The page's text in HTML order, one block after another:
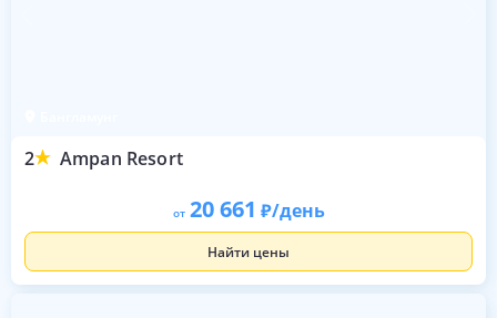
2 Ampan Resort
от 20 661 /день
Найти цены